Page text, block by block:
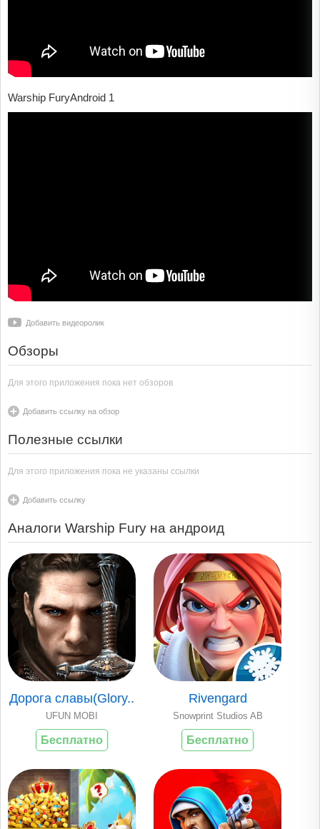
Warship FuryAndroid 1
Добавить видеоролик
Обзоры
Для этого приложения пока нет обзоров
Добавить ссылку на обзор
Полезные ссылки
Для этого приложения пока не указаны ссылки
Добавить ссылку
Аналоги Warship Fury на андроид
Дорога славы(Glory..
UFUN MOBI
Бесплатно
Rivengard
Snowprint Studios AB
Бесплатно